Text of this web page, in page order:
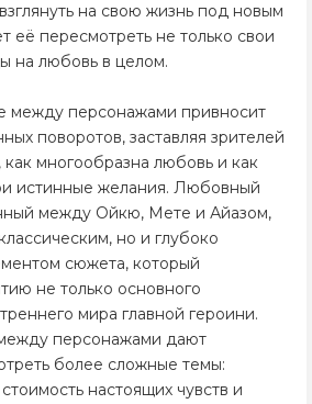
на свою жизнь под новым
её пересмотреть не только свои
на любовь в целом.
между персонажами привносит
поворотов, заставляя зрителей
как многообразна любовь и как
истинные желания. Любовный
между Ойкю, Мете и Айазом,
но и глубоко
сюжета, который
не только основного
мира главной героини.
персонажами дают
более сложные темы:
настоящих чувств и